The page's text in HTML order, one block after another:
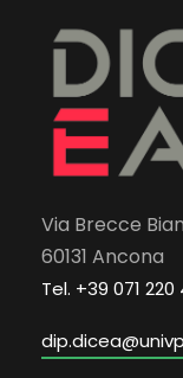
Via Brecce
60131 Ancona
Tel. +39 071